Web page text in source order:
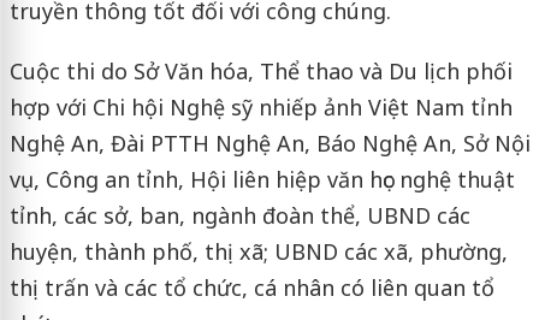
truyền thông tốt đối với công chúng.
Cuộc thi do Sở Văn hóa, Thể thao và Du lịch phối
hợp với Chi hội Nghệ sỹ nhiếp ảnh Việt Nam tỉnh
Nghệ An, Đài PTTH Nghệ An, Báo Nghệ An, Sở Nội
vụ, Công an tỉnh, Hội liên hiệp văn học nghệ thuật
tỉnh, các sở, ban, ngành đoàn thể, UBND các
huyện, thành phố, thị xã; UBND các xã, phường,
thị trấn và các tổ chức, cá nhân có liên quan tổ